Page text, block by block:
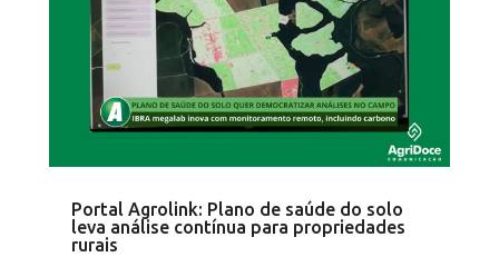
Portal Agrolink: Plano de saúde do solo
leva análise contínua para propriedades
rurais